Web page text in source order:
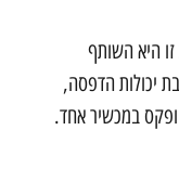
היא השותף
יכולות הדפסה,
במכשיר אחד.